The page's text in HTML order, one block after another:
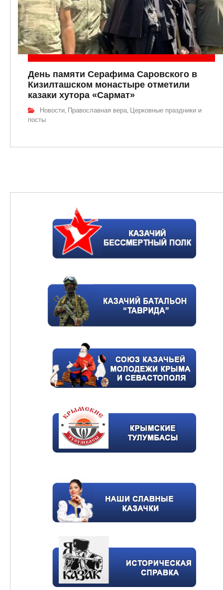
День памяти Серафима Саровского в
Кизилташском монастыре отметили
казаки хутора «Сармат»
Новости, Православная вера, Церковные праздники и
посты